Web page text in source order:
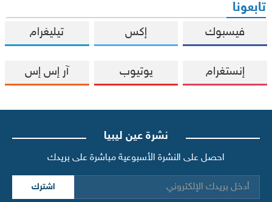
تابعونا
فيسبوك إكس تيليغرام
إنستغرام يوتيوب آر إس إس
نشرة عين ليبيا
احصل على النشرة الأسبوعية مباشرة على بريدك
اشترك